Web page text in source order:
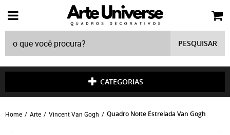
PESQUISAR
CATEGORIAS
Home Arte Vincent Van Gogh Quadro Noite Estrelada Van Gogh